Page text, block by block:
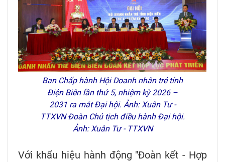
Ban Chấp hành Hội Doanh nhân trẻ tỉnh
Điện Biên lần thứ 5, nhiệm kỳ 2026 –
2031 ra mắt Đại hội. Ảnh: Xuân Tư -
TTXVN Đoàn Chủ tịch điều hành Đại hội.
Ảnh: Xuân Tư - TTXVN
Với khẩu hiệu hành động "Đoàn kết - Hợp